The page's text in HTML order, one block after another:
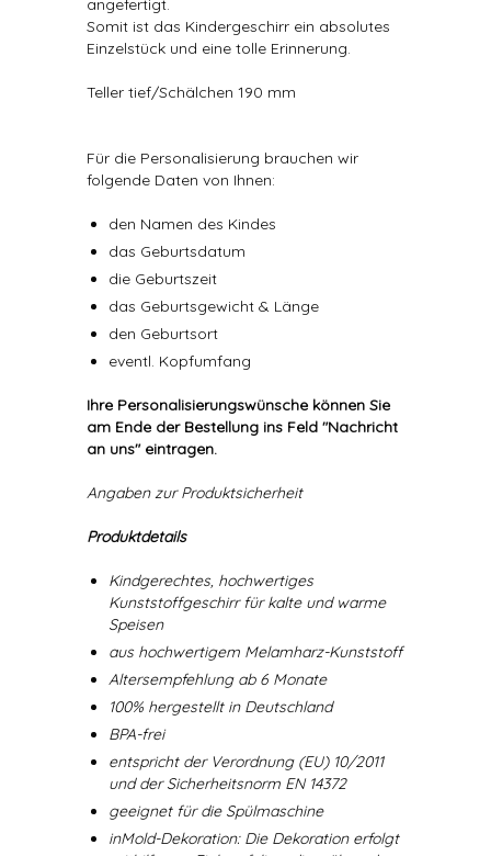
angefertigt.
Somit ist das Kindergeschirr ein absolutes
Einzelstück und eine tolle Erinnerung.
Teller tief/Schälchen 190 mm
Für die Personalisierung brauchen wir
folgende Daten von Ihnen:
den Namen des Kindes
das Geburtsdatum
die Geburtszeit
das Geburtsgewicht & Länge
den Geburtsort
eventl. Kopfumfang
Ihre Personalisierungswünsche können Sie
am Ende der Bestellung ins Feld "Nachricht
an uns" eintragen.
Angaben zur Produktsicherheit
Produktdetails
Kindgerechtes, hochwertiges
Kunststoffgeschirr für kalte und warme
Speisen
aus hochwertigem Melamharz-Kunststoff
Altersempfehlung ab 6 Monate
100% hergestellt in Deutschland
BPA-frei
entspricht der Verordnung (EU) 10/2011
und der Sicherheitsnorm EN 14372
geeignet für die Spülmaschine
inMold-Dekoration: Die Dekoration erfolgt